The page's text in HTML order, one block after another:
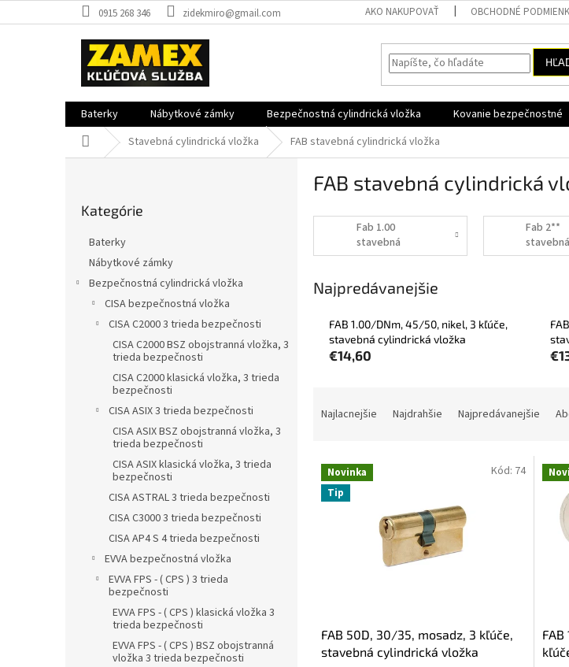
na
0915 268 346 zidekmiro@gmail.com AKO NAKUPOVAŤ OBCHODNÉ
Baterky Nábytkové zámky Bezpečnostná cylindrická vložka Kovanie bezpečnostné
DomovStavebná cylindrická vložka FAB stavebná cylindrická vložka
kategórie
Kategórie
Baterky
Nábytkové zámky
Bezpečnostná cylindrická vložka
CISA bezpečnostná vložka
CISA C2000 3 trieda bezpečnosti
CISA C2000 BSZ obojstranná vložka, 3
trieda bezpečnosti
CISA C2000 klasická vložka, 3 trieda
bezpečnosti
CISA ASIX 3 trieda bezpečnosti
CISA ASIX BSZ obojstranná vložka, 3
trieda bezpečnosti
CISA ASIX klasická vložka, 3 trieda
bezpečnosti
CISA ASTRAL 3 trieda bezpečnosti
CISA C3000 3 trieda bezpečnosti
CISA AP4 S 4 trieda bezpečnosti
EVVA bezpečnostná vložka
EVVA FPS - ( CPS ) 3 trieda
bezpečnosti
EVVA FPS - ( CPS ) klasická vložka 3
trieda bezpečnosti
EVVA FPS - ( CPS ) BSZ obojstranná
vložka 3 trieda bezpečnosti
FAB stavebná cylindrická
Fab 1.00
stavebná
cylindrická
Fab 2**
stavebná
Najpredávanejšie
FAB 1.00/DNm, 45/50, nikel, 3 kľúče,
stavebná cylindrická vložka
€14,60
n
Najlacnejšie Najdrahšie Najpredávanejšie
V
p
Novinka
Tip
FAB 50D, 30/35, mosadz, 3 kľúče,
stavebná cylindrická vložka
Kód: 74